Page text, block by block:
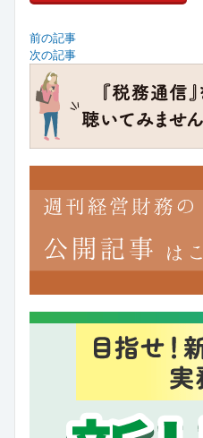
前の記事
次の記事